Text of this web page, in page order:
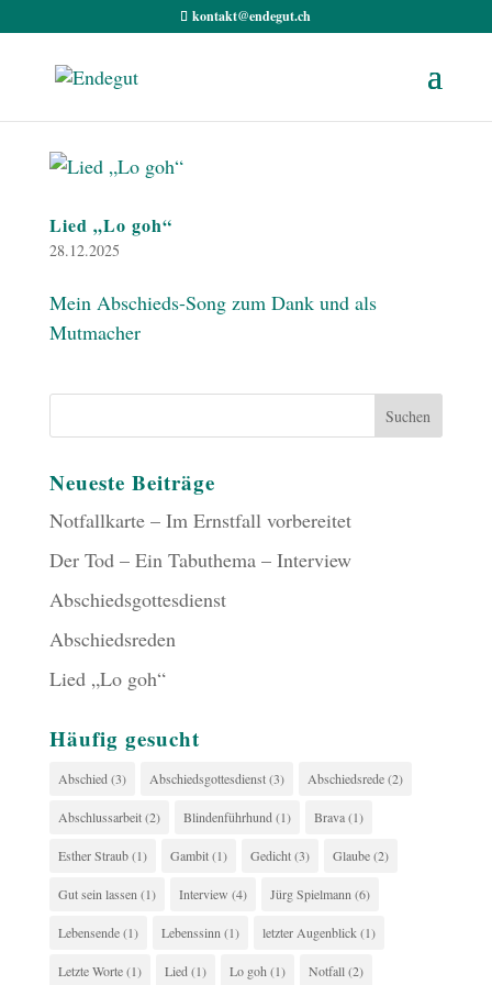
kontakt@endegut.ch
Lied „Lo goh“
28.12.2025
Mein Abschieds-Song zum Dank und als
Mutmacher
Neueste Beiträge
Notfallkarte – Im Ernstfall vorbereitet
Der Tod – Ein Tabuthema – Interview
Abschiedsgottesdienst
Abschiedsreden
Lied „Lo goh“
Häufig gesucht
Abschied (3) Abschiedsgottesdienst(3) Abschiedsrede(2)
Abschlussarbeit(2) Blindenführhund (1) Brava(1)
Esther Straub(1) Gambit(1) Gedicht(3) Glaube(2)
Gut sein lassen (1) Interview (4) Jürg Spielmann (6)
Lebensende(1) Lebenssinn (1) letzter Augenblick(1)
Letzte Worte(1) Lied (1) Lo goh (1) Notfall(2)